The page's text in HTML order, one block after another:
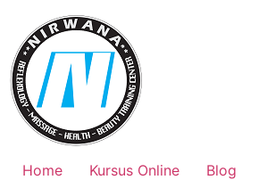
content
Home Kursus Online
Blog